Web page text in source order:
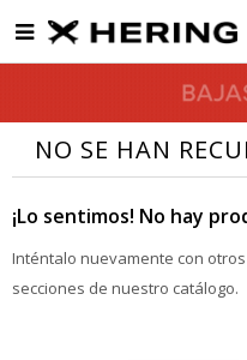

NO SE HAN
¡Lo sentimos! No hay
Inténtalo nuevamente con
secciones de nuestro catálogo.